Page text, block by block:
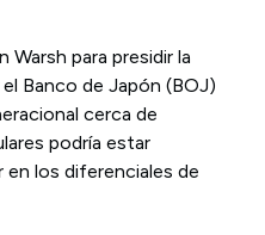
Warsh para presidir la
Banco de Japón (BOJ)
cerca de
podría estar
los diferenciales de